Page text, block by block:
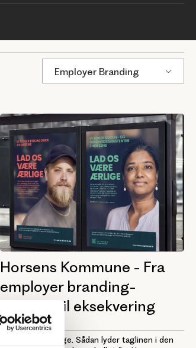
Employer Branding
Horsens Kommune - Fra
employer branding-
strategi til eksekvering
Lad os være ærlige. Sådan lyder taglinen i den